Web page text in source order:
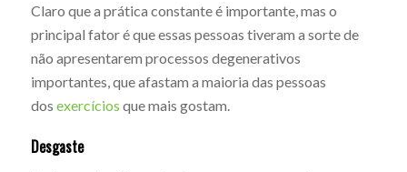
Claro que a prática constante é importante, mas o
principal fator é que essas pessoas tiveram a sorte de
não apresentarem processos degenerativos
importantes, que afastam a maioria das pessoas
dos exercícios que mais gostam.
Desgaste